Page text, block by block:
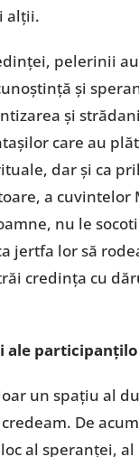
alții.
pelerinii au
și
și
care au
dar și ca
a
nu le
jertfa lor să
credința cu
ale
un spațiu al
De
al speranței,